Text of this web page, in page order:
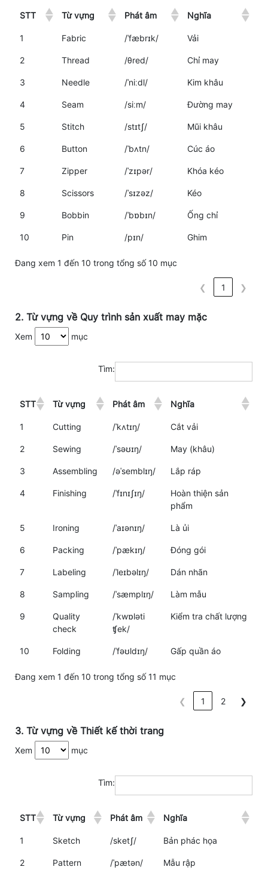
STT Từ vựng Phát âm Nghĩa
1 Fabric /ˈfæbrɪk/ Vải
2 Thread /θred/ Chỉ may
3 Needle /ˈniːdl/ Kim khâu
4 Seam /siːm/ Đường may
5 Stitch /stɪtʃ/ Mũi khâu
6 Button /ˈbʌtn/ Cúc áo
7 Zipper /ˈzɪpər/ Khóa kéo
8 Scissors /ˈsɪzəz/ Kéo
9 Bobbin /ˈbɒbɪn/ Ống chỉ
10 Pin /pɪn/ Ghim
Đang xem 1 đến 10 trong tổng số 10 mục
❮ 1 ❯
2. Từ vựng về Quy trình sản xuất may mặc
Xem mục
Tìm:
STT Từ vựng Phát âm Nghĩa
1 Cutting /ˈkʌtɪŋ/ Cắt vải
2 Sewing /ˈsəʊɪŋ/ May (khâu)
3 Assembling /əˈsemblɪŋ/ Lắp ráp
4 Finishing /ˈfɪnɪʃɪŋ/
Hoàn thiện sản
phẩm
5 Ironing /ˈaɪənɪŋ/ Là ủi
6 Packing /ˈpækɪŋ/ Đóng gói
7 Labeling /ˈleɪbəlɪŋ/ Dán nhãn
8 Sampling /ˈsæmplɪŋ/ Làm mẫu
9
Quality
check
/ˈkwɒləti
ʧek/
Kiểm tra chất lượng
10 Folding /ˈfəʊldɪŋ/ Gấp quần áo
Đang xem 1 đến 10 trong tổng số 11 mục
❮ 1 2 ❯
3. Từ vựng về Thiết kế thời trang
Xem mục
Tìm:
STT Từ vựng Phát âm Nghĩa
1 Sketch /sketʃ/ Bản phác họa
2 Pattern /ˈpætən/ Mẫu rập